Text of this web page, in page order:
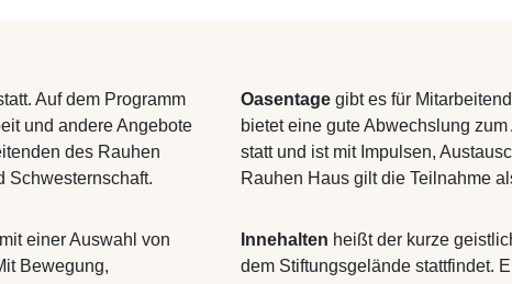
Auf dem Programm
und andere Angebote
des Rauhen
Schwesternschaft.
Oasentage gibt es für
bietet eine gute Abwechslung
statt und ist mit Impulsen,
Rauhen Haus gilt die Teilnahme
einer Auswahl von
Bewegung,
Innehalten heißt der kurze
dem Stiftungsgelände stattfindet.